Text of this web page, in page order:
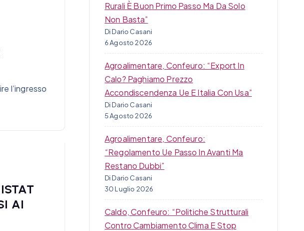
l’ingresso
AI
Rurali È Buon Primo Passo Ma Da Solo
Non Basta”
Di Dario Casani
6 Agosto 2026
Agroalimentare, Confeuro: “Export In
Calo? Paghiamo Prezzo
Accondiscendenza Ue E Italia Con Usa”
Di Dario Casani
5 Agosto 2026
Agroalimentare, Confeuro:
“Regolamento Ue Passo In Avanti Ma
Restano Dubbi”
Di Dario Casani
30 Luglio 2026
Caldo, Confeuro: “Politiche Strutturali
Contro Cambiamento Clima E Stop